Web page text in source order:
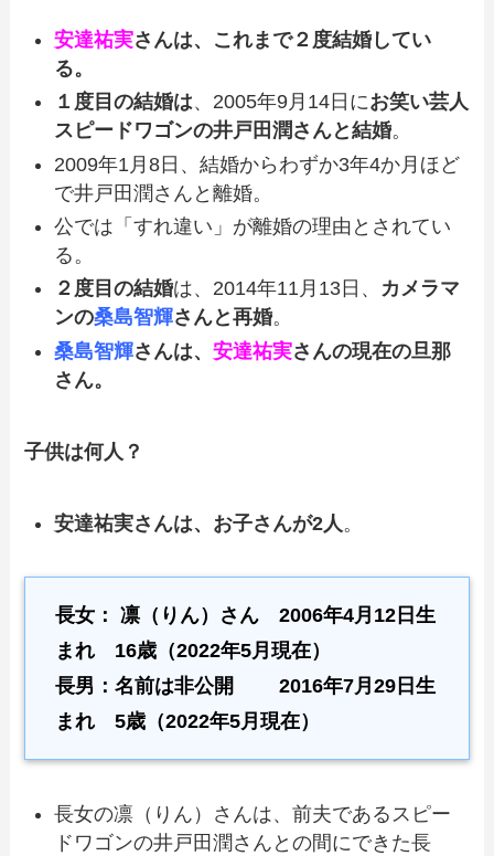
安達祐実さんは、これまで２度結婚してい
る。
１度目の結婚は、2005年9月14日にお笑い芸人
スピードワゴンの井戸田潤さんと結婚。
2009年1月8日、結婚からわずか3年4か月ほど
で井戸田潤さんと離婚。
公では「すれ違い」が離婚の理由とされてい
る。
２度目の結婚は、2014年11月13日、 カメラマ
ンの桑島智輝さんと再婚。
桑島智輝さんは、安達祐実さんの現在の旦那
さん。
子供は何人？
安達祐実さんは、お子さんが2人 。
長女：凛（りん） さん 2006年4月12日生
まれ 16歳（2022年5月現在）
長男：名前は非公開 2016年7月29日生
まれ 5歳（2022年5月現在）
長女の凛（りん）さんは、前夫であるスピー
ドワゴンの井戸田潤さんとの間にできた長